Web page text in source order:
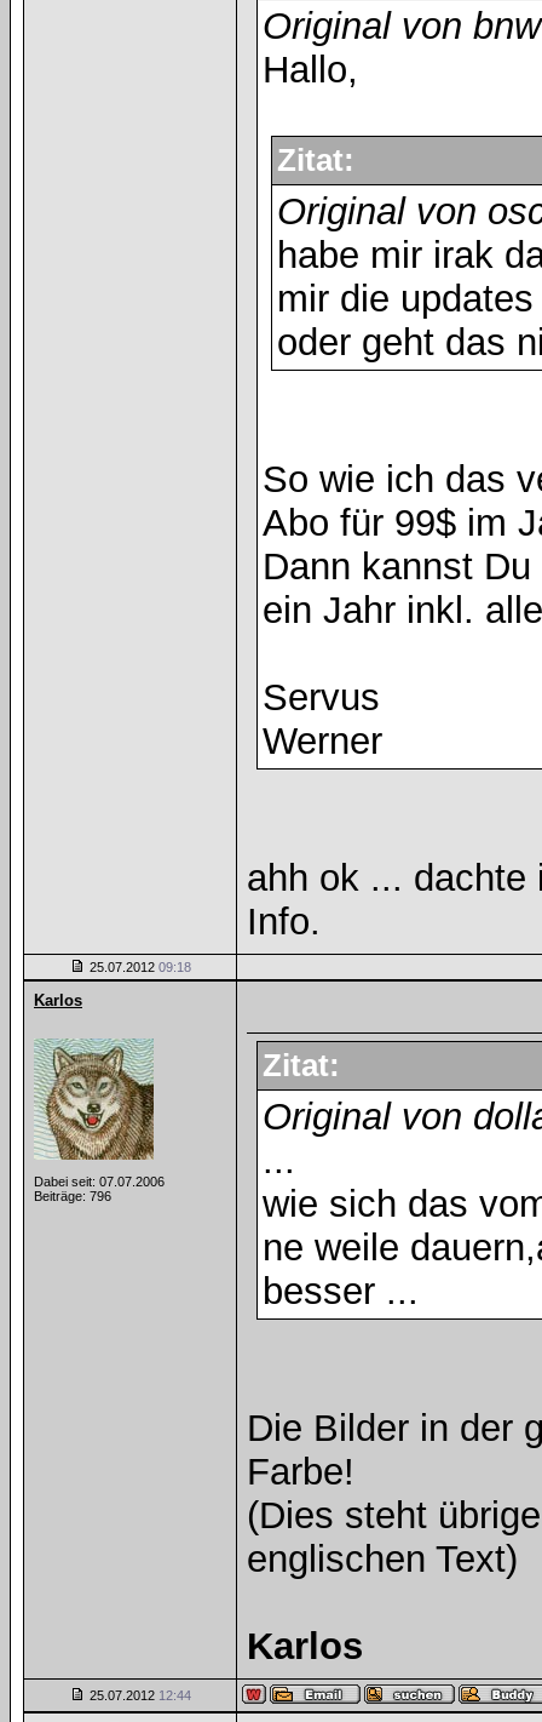
Original von
Hallo,
Zitat:
Original von
habe mir irak
mir die
oder geht das
So wie ich das
Abo für 99$ im
Dann kannst
ein Jahr inkl.
Servus
Werner
ahh ok ... dachte
Info.
25.07.2012 09:18
Karlos
Dabei seit: 07.07.2006
Beiträge: 796
Zitat:
Original von
...
wie sich das
ne weile
besser ...
Die Bilder in der
Farbe!
(Dies steht
englischen Text)
Karlos
25.07.2012 12:44